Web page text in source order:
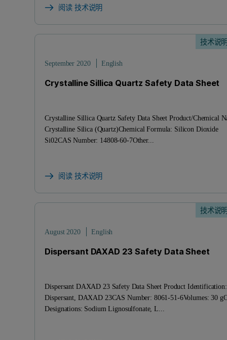
阅读 技术说明
技术说
September 2020 English
Crystalline Sillica Quartz Safety Data Sheet
Crystalline Sillica Quartz Safety Data Sheet Product/Chemical
Crystalline Silica (Quartz)Chemical Formula: Silicon Dioxide
Si02CAS Number: 14808-60-7Other...
阅读 技术说明
技术说
August 2020 English
Dispersant DAXAD 23 Safety Data Sheet
Dispersant DAXAD 23 Safety Data Sheet Product Identification:
Dispersant, DAXAD 23CAS Number: 8061-51-6Volumes: 30
Designations: Sodium Lignosulfonate, L...